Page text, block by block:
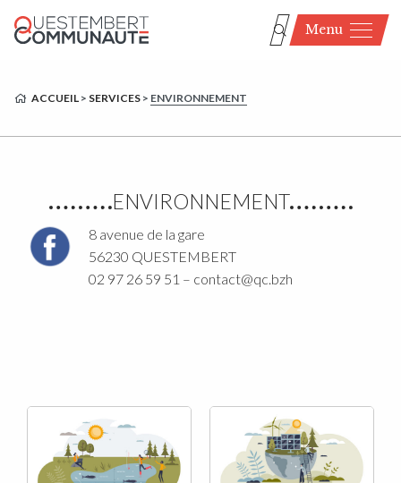
Menu
ACCUEIL > SERVICES > ENVIRONNEMENT
ENVIRONNEMENT
8 avenue de la gare
56230 QUESTEMBERT
02 97 26 59 51 – contact@qc.bzh